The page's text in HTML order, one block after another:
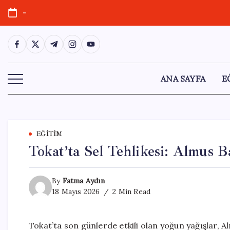
Skip
content
-
https://www.facebook.com/
https://twitter.com/
https://t.me/
https://www.instagram.com/
https://youtube.com/
ANA SAYFA
EĞITIM
Tokat’ta Sel Tehlikesi: Almus
By Fatma Aydın
18 Mayıs 2026
2 Min Read
Tokat’ta son günlerde etkili olan yoğun yağışlar,